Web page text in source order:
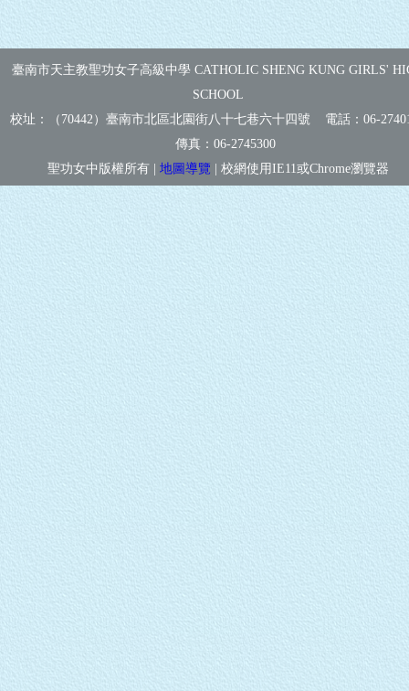
臺南市天主教聖功女子高級中學 CATHOLIC SHENG KUNG GIRLS'
SCHOOL
校址：（70442）臺南市北區北園街八十七巷六十四號 電話：06-
傳真： 06-2745300
聖功女中版權所有 | 地圖導覽 | 校網使用IE11或Chrome瀏覽器